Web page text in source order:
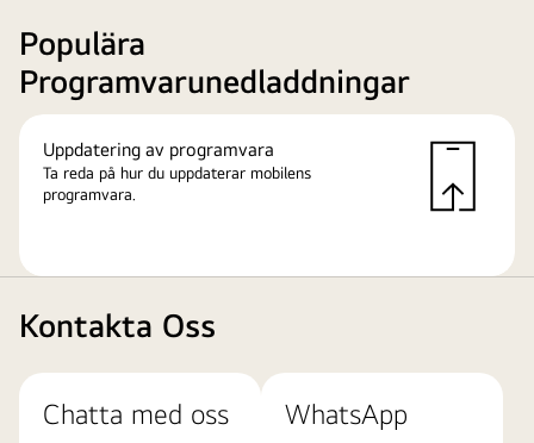
Populära
Programvarunedladdningar
Uppdatering av programvara
Ta reda på hur du uppdaterar mobilens
programvara.
Kontakta Oss
Chatta med oss WhatsApp